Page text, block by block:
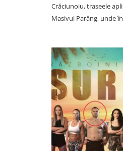
Crăciunoiu, traseele
Masivul Parâng, unde